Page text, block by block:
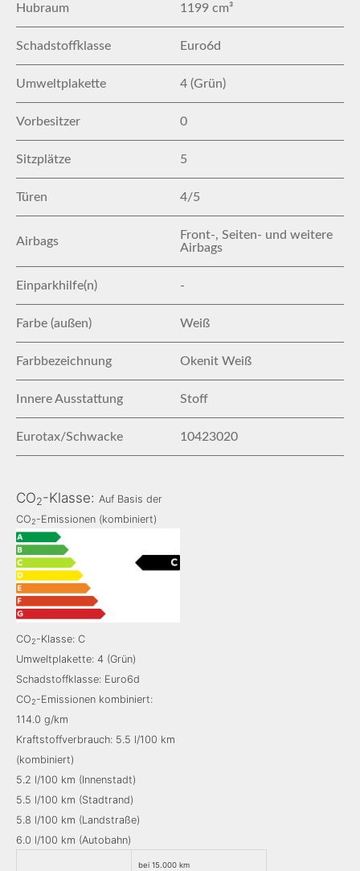
Hubraum 1199 cm³
Schadstoffklasse Euro6d
Umweltplakette 4 (Grün)
Vorbesitzer 0
Sitzplätze 5
Türen 4/5
Airbags
Front-, Seiten- und weitere
Airbags
Einparkhilfe(n) -
Farbe (außen) Weiß
Farbbezeichnung Okenit Weiß
Innere Ausstattung Stoff
Eurotax/Schwacke 10423020
CO2-Klasse: Auf Basis der
CO2-Emissionen (kombiniert)
CO2-Klasse: C
Umweltplakette: 4 (Grün)
Schadstoffklasse: Euro6d
CO2-Emissionen kombiniert:
114.0 g/km
Kraftstoffverbrauch: 5.5 l/100 km
(kombiniert)
5.2 l/100 km (Innenstadt)
5.5 l/100 km (Stadtrand)
5.8 l/100 km (Landstraße)
6.0 l/100 km (Autobahn)
bei 15.000 km